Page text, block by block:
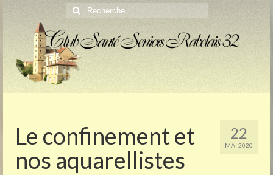
Rechercher
:
22
MAI 2020
Le confinement et
nos aquarellistes